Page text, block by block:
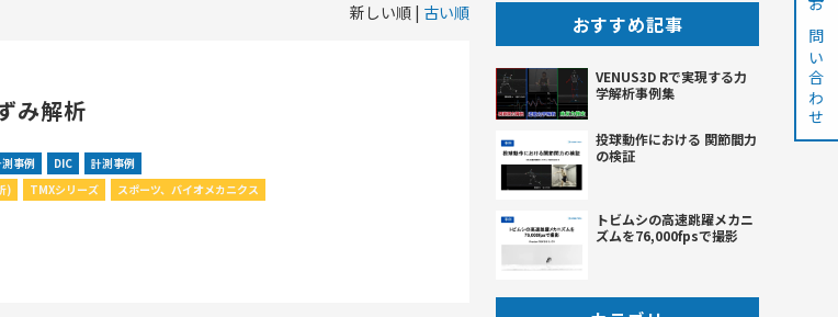
新しい順 | 古い順
み解析
事例 DIC
計測事例
) TMXシリーズ スポーツ、バイオメカニクス
おすすめ記事
VENUS3D Rで実現する力
学解析事例集
投球動作における 関節間力
の検証
トビムシの高速跳躍メカニ
ズムを76,000fpsで撮影
お問い合わせ